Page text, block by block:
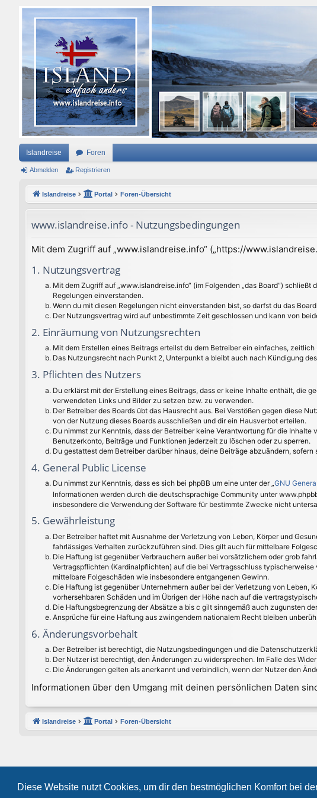
Diese Website nutzt Cookies, um dir den bestmöglichen Komfort bei
Islandreise Foren
Abmelden Registrieren
Islandreise Portal Foren-Übersicht
www.islandreise.info - Nutzungsbedingungen
Mit dem Zugriff auf „www.islandreise.info“ („https://
1. Nutzungsvertrag
Mit dem Zugriff auf „www.islandreise.info“ (im Folgenden „das Board“)
Regelungen einverstanden.
Wenn du mit diesen Regelungen nicht einverstanden bist, so darfst du das
Der Nutzungsvertrag wird auf unbestimmte Zeit geschlossen und kann von
2. Einräumung von Nutzungsrechten
Mit dem Erstellen eines Beitrags erteilst du dem Betreiber ein einfaches,
Das Nutzungsrecht nach Punkt 2, Unterpunkt a bleibt auch nach Kündigung
3. Pflichten des Nutzers
Du erklärst mit der Erstellung eines Beitrags, dass er keine Inhalte enthält, die
verwendeten Links und Bilder zu setzen bzw. zu verwenden.
Der Betreiber des Boards übt das Hausrecht aus. Bei Verstößen gegen diese
von der Nutzung dieses Boards ausschließen und dir ein Hausverbot erteilen.
Du nimmst zur Kenntnis, dass der Betreiber keine Verantwortung für die
Benutzerkonto, Beiträge und Funktionen jederzeit zu löschen oder zu sperren.
Du gestattest dem Betreiber darüber hinaus, deine Beiträge abzuändern,
4. General Public License
Du nimmst zur Kenntnis, dass es sich bei phpBB um eine unter der „GNU
Informationen werden durch die deutschsprachige Community unter
insbesondere die Verwendung der Software für bestimmte Zwecke nicht
5. Gewährleistung
Der Betreiber haftet mit Ausnahme der Verletzung von Leben, Körper und
fahrlässiges Verhalten zurückzuführen sind. Dies gilt auch für mittelbare
Die Haftung ist gegenüber Verbrauchern außer bei vorsätzlichem oder grob
Vertragspflichten (Kardinalpflichten) auf die bei Vertragsschluss
mittelbare Folgeschäden wie insbesondere entgangenen Gewinn.
Die Haftung ist gegenüber Unternehmern außer bei der Verletzung von
vorhersehbaren Schäden und im Übrigen der Höhe nach auf die
Die Haftungsbegrenzung der Absätze a bis c gilt sinngemäß auch zugunsten
Ansprüche für eine Haftung aus zwingendem nationalem Recht bleiben
6. Änderungsvorbehalt
Der Betreiber ist berechtigt, die Nutzungsbedingungen und die
Der Nutzer ist berechtigt, den Änderungen zu widersprechen. Im Falle des
Die Änderungen gelten als anerkannt und verbindlich, wenn der Nutzer den
Informationen über den Umgang mit deinen persönlichen Daten
Islandreise Portal Foren-Übersicht